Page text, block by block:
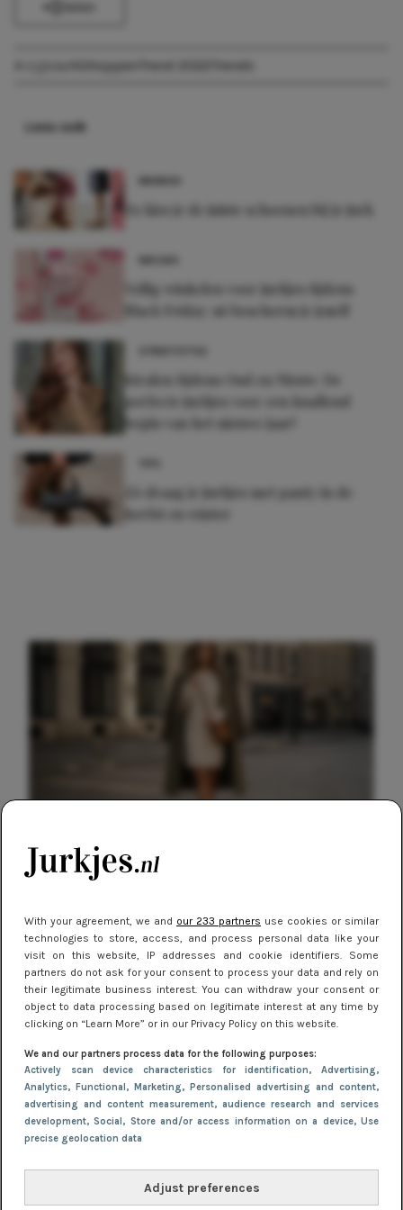
With your agreement, we and our 233 partners use cookies or similar
technologies to store, access, and process personal data like your
visit on this website, IP addresses and cookie identifiers. Some
partners do not ask for your consent to process your data and rely on
their legitimate business interest. You can withdraw your consent or
object to data processing based on legitimate interest at any time by
clicking on “Learn More” or in our Privacy Policy on this website.
We and our partners process data for the following purposes:
Actively scan device characteristics for identification, Advertising,
Analytics, Functional, Marketing, Personalised advertising and content,
advertising and content measurement, audience research and services
development, Social, Store and/or access information on a device, Use
precise geolocation data
Adjust preferences
Shoppen
Lees ook
Zo kies je de juiste schoenen bij je jurk
Veilig winkelen voor jurkjes tijdens
Black Friday: zó bescherm je jezelf
Stralen tijdens Oud en Nieuw: De
perfecte jurkjes voor een knallend
begin van het nieuwe jaar!
Zó draag je jurkjes met panty in de
herfst en winter
NIEUWS 9 februari 2026 08:46
De beste sneakers voor elke jurklengte: zo
10 redenen waarom we allemaal van zwarte